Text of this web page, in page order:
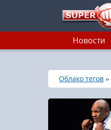
Новости
Главная
»
Облако тегов »